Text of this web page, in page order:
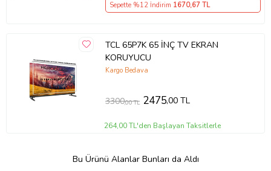
Sepette %12 İndirim 1670,67 TL
TCL 65P7K 65 İNÇ TV EKRAN
KORUYUCU
Kargo Bedava
3300,00 TL 2475,00 TL
264,00 TL'den Başlayan Taksitlerle
Bu Ürünü Alanlar Bunları da Aldı